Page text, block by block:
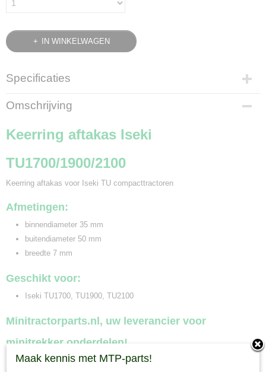
IN WINKELWAGEN
Specificaties
Bruto gewicht
0,10 Kg
Omschrijving
Keerring aftakas Iseki
TU1700/1900/2100
Keerring aftakas voor Iseki TU compacttractoren
Afmetingen:
binnendiameter 35 mm
buitendiameter 50 mm
breedte 7 mm
Geschikt voor:
Iseki TU1700, TU1900, TU2100
Minitractorparts.nl, uw leverancier voor
minitrekker onderdelen!
Minitractorparts heeft een groot assortiment onderdelen op het gebied van
Maak kennis met MTP-parts!